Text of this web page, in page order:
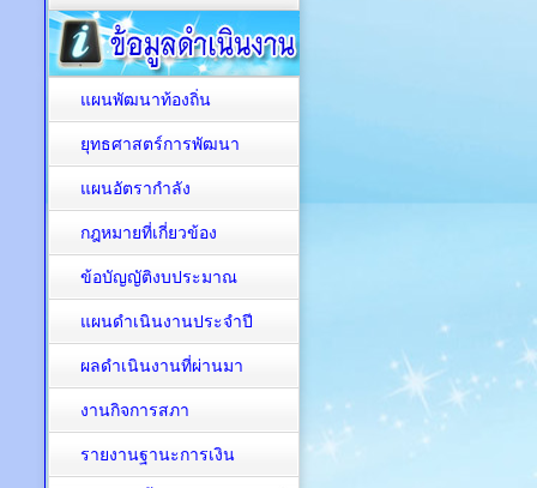
แผนพัฒนาท้องถิ่น
ยุทธศาสตร์การพัฒนา
แผนอัตรากำลัง
กฎหมายที่เกี่ยวข้อง
ข้อบัญญัติงบประมาณ
แผนดำเนินงานประจำปี
ผลดำเนินงานที่ผ่านมา
งานกิจการสภา
รายงานฐานะการเงิน